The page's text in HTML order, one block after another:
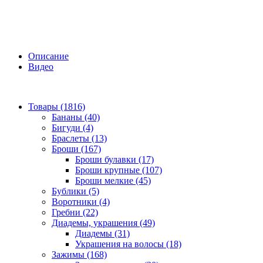
Описание
Видео
Товары (1816)
Бананы (40)
Бигуди (4)
Браслеты (13)
Броши (167)
Броши булавки (17)
Броши крупные (107)
Броши мелкие (45)
Бублики (5)
Воротники (4)
Гребни (22)
Диадемы, украшения (49)
Диадемы (31)
Украшения на волосы (18)
Зажимы (168)